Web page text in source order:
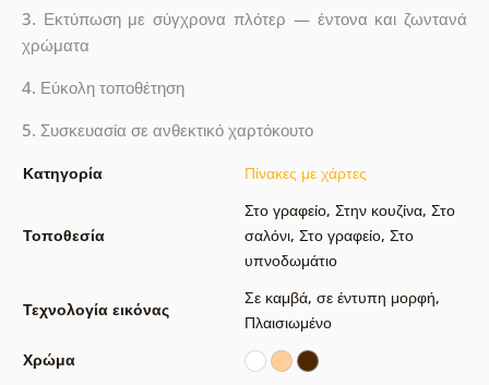
3. Εκτύπωση με σύγχρονα πλότερ — έντονα και ζωντανά
χρώματα
4. Εύκολη τοποθέτηση
5. Συσκευασία σε ανθεκτικό χαρτόκουτο
Κατηγορία Πίνακες με χάρτες
Τοποθεσία
Στο γραφείο, Στην κουζίνα, Στο
σαλόνι, Στο γραφείο, Στο
υπνοδωμάτιο
Τεχνολογία εικόνας
Σε καμβά, σε έντυπη μορφή,
Πλαισιωμένο
Χρώμα